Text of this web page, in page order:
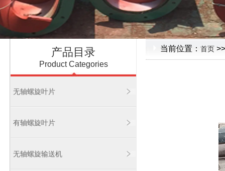
产品目录
Product Categories
无轴螺旋叶片
有轴螺旋叶片
无轴螺旋输送机
当前位置： 首页